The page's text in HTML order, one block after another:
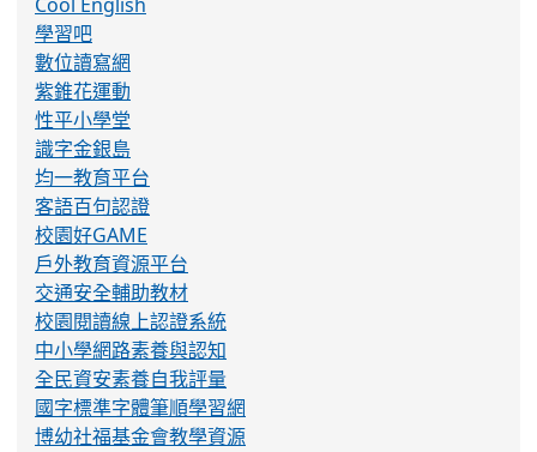
學習吧
數位讀寫網
紫錐花運動
性平小學堂
識字金銀島
均一教育平台
客語百句認證
校園好GAME
戶外教育資源平台
交通安全輔助教材
校園閱讀線上認證系統
中小學網路素養與認知
全民資安素養自我評量
國字標準字體筆順學習網
博幼社福基金會教學資源